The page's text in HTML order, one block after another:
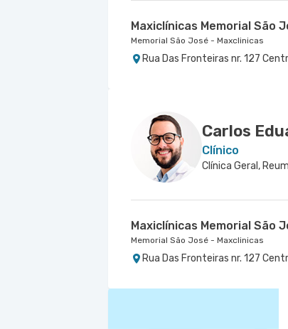
Maxiclínicas Memorial São
Memorial São José - Maxclinicas
Rua Das Fronteiras nr. 127
Carlos
Clínico
Clínica Geral,
Maxiclínicas Memorial São
Memorial São José - Maxclinicas
Rua Das Fronteiras nr. 127